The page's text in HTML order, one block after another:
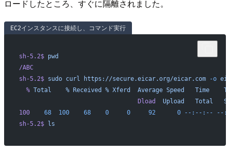
ロードしたところ、すぐに隔離されました。
EC2インスタンスに接続し、コマンド実行
sh-5.2$ pwd
/ABC
sh-5.2$ sudo curl https://secure.eicar.org/eicar.com -o
  %
Total
    %
Received % Xferd
  Average
Speed
   Time
                                 Dload
  Upload
   Total
100
    68
  100
    68
    0
     0
     92
      0
--:--:-- --
sh-5.2$ ls